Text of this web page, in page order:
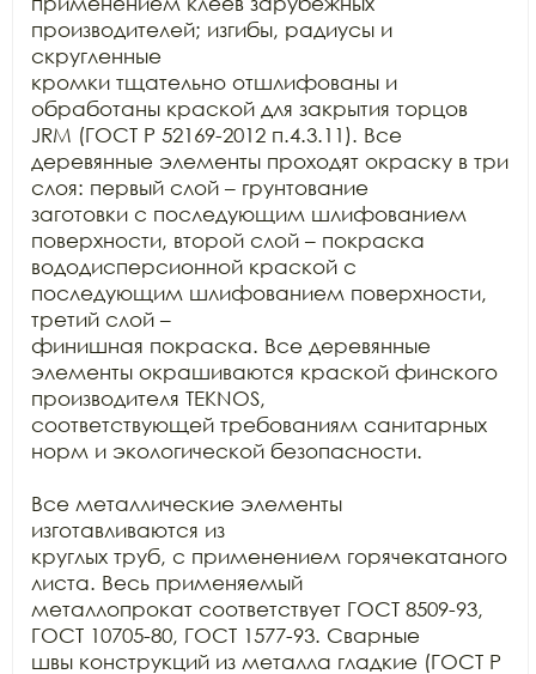
производителей; изгибы, радиусы и
скругленные
кромки тщательно отшлифованы и
обработаны краской для закрытия торцов
JRM (ГОСТ Р 52169-2012 п.4.3.11). Все
деревянные элементы проходят окраску в три
слоя: первый слой – грунтование
заготовки с последующим шлифованием
поверхности, второй слой – покраска
вододисперсионной краской с
последующим шлифованием поверхности,
третий слой –
финишная покраска. Все деревянные
элементы окрашиваются краской финского
производителя TEKNOS,
соответствующей требованиям санитарных
норм и экологической безопасности.
Все металлические элементы
изготавливаются из
круглых труб, с применением горячекатаного
листа. Весь применяемый
металлопрокат соответствует ГОСТ 8509-93,
ГОСТ 10705-80, ГОСТ 1577-93. Сварные
швы конструкций из металла гладкие (ГОСТ Р